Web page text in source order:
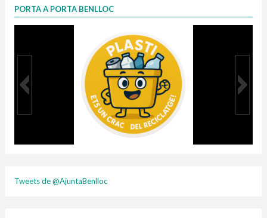
PORTA A PORTA BENLLOC
Tweets de @AjuntaBenlloc